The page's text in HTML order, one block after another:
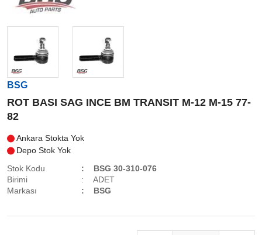
BSG
ROT BASI SAG INCE BM TRANSIT M-12 M-15 77-
82
Ankara Stokta Yok
Depo Stok Yok
Stok Kodu
BSG 30-310-076
Birimi
ADET
Markası
BSG